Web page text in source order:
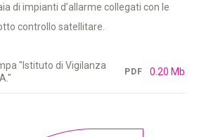
di impianti d’allarme collegati con le
controllo satellitare.
"Istituto di Vigilanza
PDF 0.20 Mb